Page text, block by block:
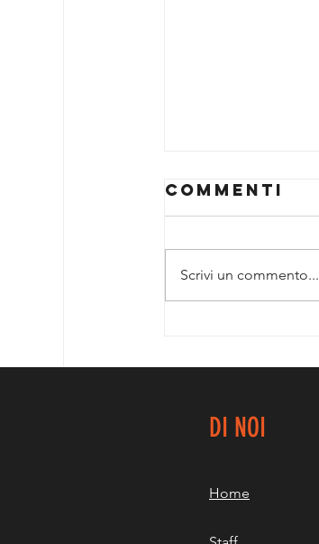
TASSELLO!
Commenti
Scrivi un commento...
DI NOI
Home